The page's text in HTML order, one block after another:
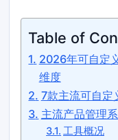
Table of
2026年可自定
维度
7款主流可自定
主流产品管理
工具概况